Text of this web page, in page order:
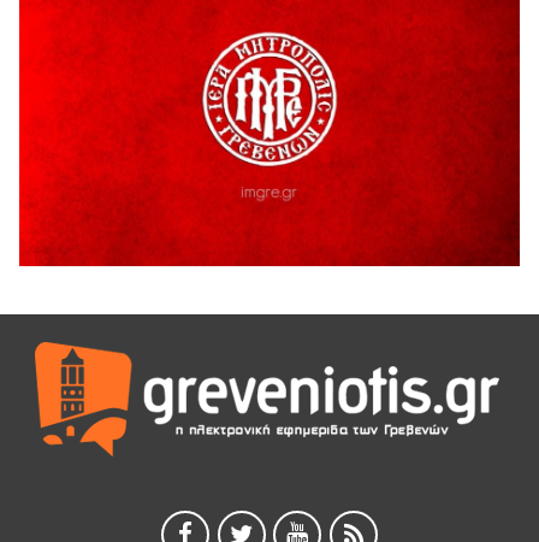
Έκτακτη χρηματοδότηση 400.000€ για επιπλέον εργασίες
στο Δημοτικό Στάδιο Γρεβενών «Μίλτος Τεντόγλου»
4 Αυγούστου 2026
Τελικά τι είναι πολιτισμός;
Ολοσχερής καταστροφή κατοικίας από πυρκαγιά στην
Καληράχη Γρεβενών
3 Αυγούστου 2026
ΚΑΤΑΓΡΑΦΗ ΤΕΚΜΗΡΙΩΣΗ ΚΑΙ ΨΗΦΙΟΠΟΙΗΣΗ ΤΩΝ
Κουρκούτ’ party το Σάββατο 8 Αυγούστου στην Καλλονή
3 Αυγούστου 2026
ΠΡΟΓΡΑΜΜΑ ΠΑΝΗΓΥΡΕΩΣ ΙΕΡΑΣ ΜΟΝΗΣ ΖΑΒΟΡΔΑΣ 2026